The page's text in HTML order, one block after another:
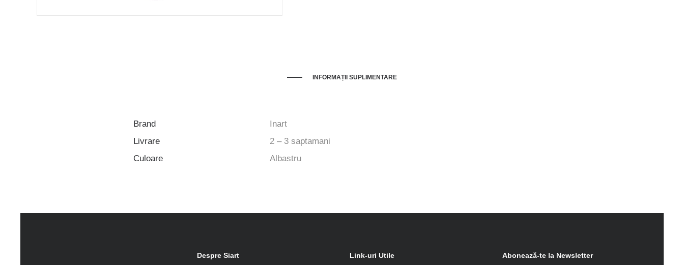
INFORMAȚII SUPLIMENTARE
Brand
Inart
Livrare
2 – 3 saptamani
Culoare
Albastru
Despre Siart Link-uri Utile Abonează-te la Newsletter